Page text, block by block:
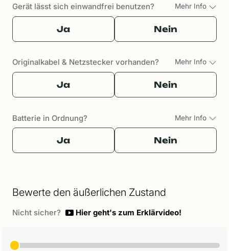
Gerät lässt sich einwandfrei benutzen? Mehr Info
Ja Nein
Originalkabel & Netzstecker vorhanden? Mehr Info
Ja Nein
Batterie in Ordnung? Mehr Info
Ja Nein
Bewerte den äußerlichen Zustand
Nicht sicher? Hier geht's zum Erklärvideo!